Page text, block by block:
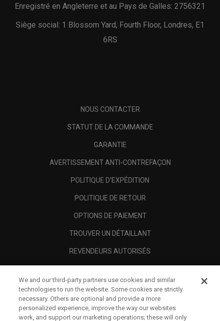
Enregistré en Angleterre et au Pays de Galles: 2756321
Siège social: 1 Blossom Yard, Fourth Floor, Londres, E1
6RS
NOUS CONTACTER
STATUT DE LA COMMANDE
GARANTIE
AVERTISSEMENT ANTI-CONTREFAÇON
POLITIQUE D'EXPÉDITION
POLITIQUE DE RETOUR
OPTIONS DE PAIEMENT
TROUVER UN DÉTAILLANT
REVENDEURS AUTORISÉS
A PROPOS
MENTIONS LÉGALES
We and our third-party partners use cookies and similar
technologies to run the website. Some cookies are strictly
necessary. Others are optional and provide a more
personalized experience, improve the way our websites
work, and support our marketing operations; these will only